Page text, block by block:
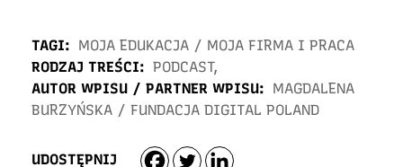
TAGI: MOJA EDUKACJA / MOJA FIRMA I PRACA
RODZAJ TREŚCI: PODCAST,
AUTOR WPISU / PARTNER WPISU: MAGDALENA
BURZYŃSKA / FUNDACJA DIGITAL POLAND
UDOSTĘPNIJ